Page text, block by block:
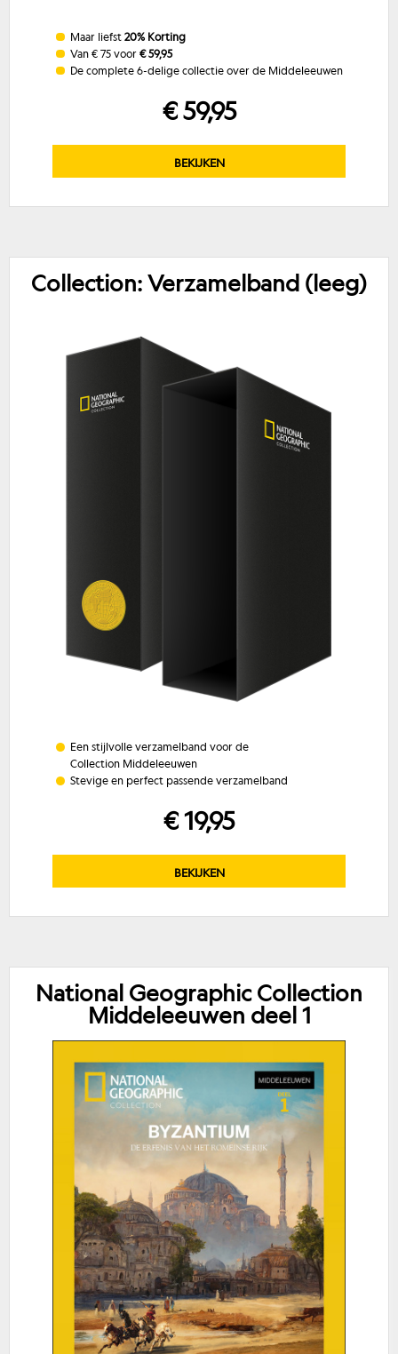
Maar liefst20% Korting
Van € 75 voor€59,95
De complete 6-delige collectie over de Middeleeuwen
€ 59,95
BEKIJKEN
Collection: Verzamelband (leeg)
Een stijlvolle verzamelband voor de
Collection Middeleeuwen
Stevige en perfect passende verzamelband
€ 19,95
BEKIJKEN
National Geographic Collection
Middeleeuwen deel 1